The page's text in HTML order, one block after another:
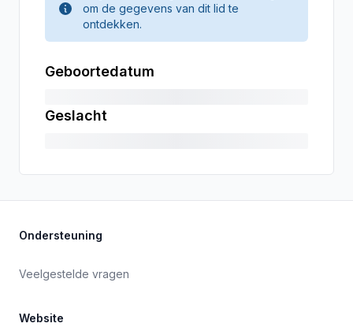
om de gegevens van dit lid te
ontdekken.
Geboortedatum
Geslacht
Ondersteuning
Veelgestelde vragen
Website